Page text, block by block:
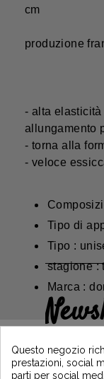
cm
produzione
- alta
allungamento
- torna alla
- veloce
Tipo di
Tipo :
stagione :
Marca :
notizie di
Questo negozio
prestazioni, social
parti per social